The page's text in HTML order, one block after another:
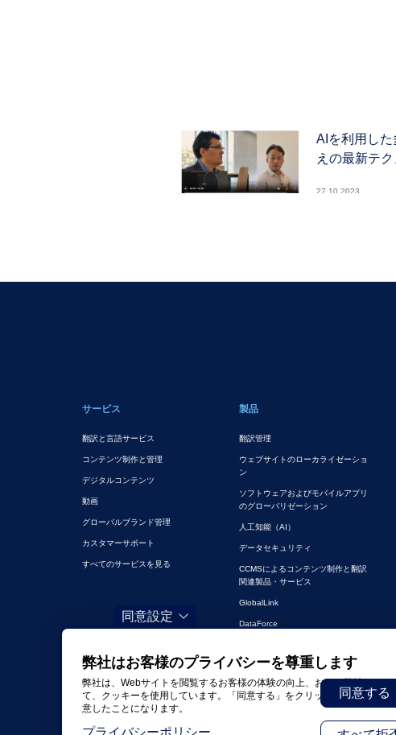
AIを利用し
えの最新テ
27.10.2023
サービス
翻訳と言語サービス
コンテンツ制作と管理
デジタルコンテンツ
動画
グローバルブランド管理
カスタマーサポート
すべてのサービスを見る
製品
翻訳管理
ウェブサイトのローカライゼーショ
ン
ソフトウェアおよびモバイルアプリ
のグローバリゼーション
人工知能（AI）
データセキュリティ
CCMSによるコンテンツ制作と翻訳
関連製品・サービス
GlobalLink
DataForce
©2026 TransPerfect
同意設定
弊社はお客様のプライバシーを尊重します
弊社は、Webサイトを閲覧するお客様の体験の向上、および弊社のトラ
て、クッキーを使用しています。「同意する」をクリックすると、弊社
意したことになります。
プライバシーポリシー
同意する